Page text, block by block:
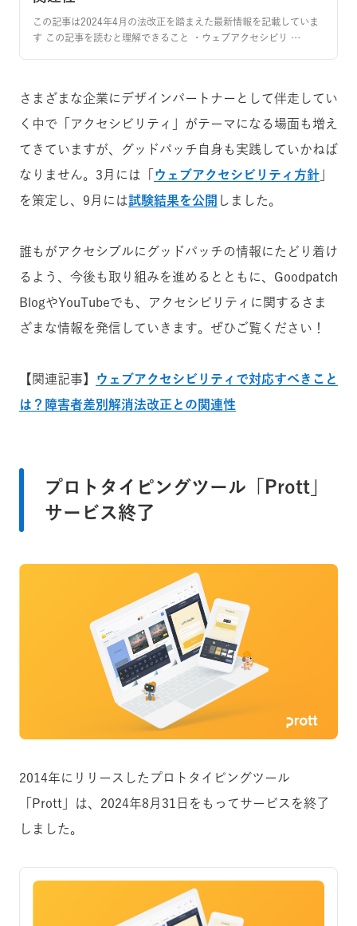
この記事は2024年4月の法改正を踏まえた最新情報を記載していま
す この記事を読むと理解できること ・ウェブアクセシビリ …
さまざまな企業にデザインパートナーとして伴走してい
く中で「アクセシビリティ」がテーマになる場面も増え
てきていますが、グッドパッチ自身も実践していかねば
なりません。3月には「
ウェブアクセシビリティ方針
を策定し、9月には試験結果を公開 しました。
誰もがアクセシブルにグッドパッチの情報にたどり着け
るよう、今後も取り組みを進めるとともに、Goodpatch
BlogやYouTubeでも、アクセシビリティに関するさま
ざまな情報を発信していきます。ぜひご覧ください！
【関連記事】
ウェブアクセシビリティで対応すべきこと
は？障害者差別解消法改正との関連性
プロトタイピングツール「Prott」
サービス終了
2014年にリリースしたプロトタイピングツール
「Prott」は、2024年8月31日をもってサービスを終了
しました。